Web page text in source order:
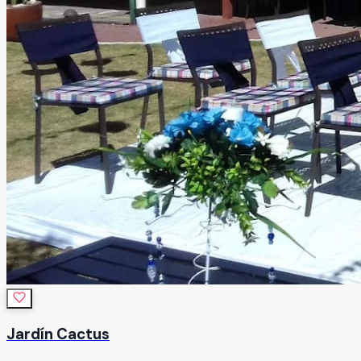
Jardín Cactus